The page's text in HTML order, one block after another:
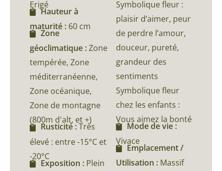
Erigé
Hauteur à
maturité : 60 cm
Zone
géoclimatique :Zone
tempérée, Zone
méditerranéenne,
Zone océanique,
Zone de montagne
(800m d'alt, et +)
Rusticité :Très
élevé : entre -15°C et
-20°C
Exposition : Plein
Symbolique fleur :
plaisir d’aimer, peur
de perdre l’amour,
douceur, pureté,
grandeur des
sentiments
Symbolique fleur
chez les enfants :
Vous aimez la bonté
Mode de vie :
Vivace
Emplacement /
Utilisation : Massif